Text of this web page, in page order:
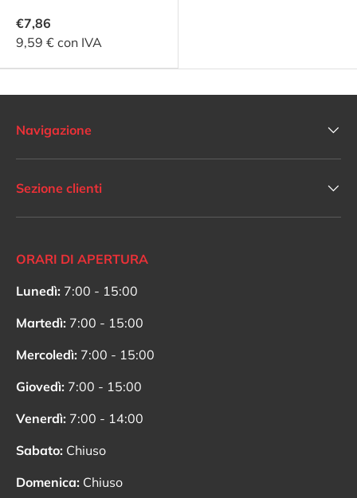
€7,86
9,59 € con IVA
Navigazione
Sezione clienti
ORARI DI APERTURA
Lunedì: 7:00 - 15:00
Martedì: 7:00 - 15:00
Mercoledì: 7:00 - 15:00
Giovedì: 7:00 - 15:00
Venerdì: 7:00 - 14:00
Sabato: Chiuso
Domenica: Chiuso